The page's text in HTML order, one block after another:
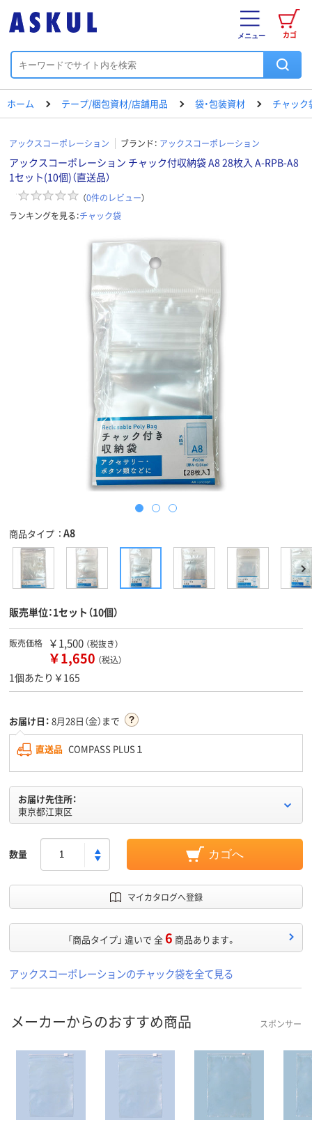
カゴ
メニュー
ホーム テープ/梱包資材/店舗用品 袋・包装資材 チャック
アックスコーポレーション ブランド： アックスコーポレーション
アックスコーポレーション チャック付収納袋 A8 28枚入 A-RPB-A8
1セット(10個)（直送品）
（0件のレビュー）
ランキングを見る：チャック袋
商品タイプ A8
販売単位：1セット（10個）
販売価格 ￥1,500 （税抜き）
￥1,650 （税込）
1個あたり￥165
お届け日： 8月28日（金）まで
直送品 COMPASS PLUS１
お届け先住所：
東京都江東区
数量 カゴへ
マイカタログへ登録
「商品タイプ」 違いで 全6 商品あります。
アックスコーポレーションのチャック袋を全て見る
メーカーからのおすすめ商品 スポンサー